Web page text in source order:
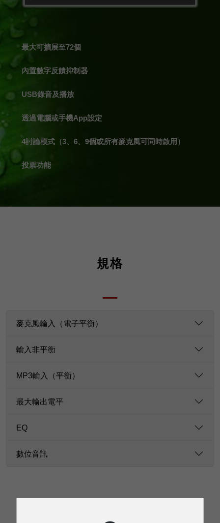
最大可擴展至72個
內置數字反饋抑制器
USB錄音及播放
透過電腦或手機App設定
4討論模式（3、6、9個或所有麥克風可同時啟用）
投票功能
規格
麥克風輸入（電子平衡）
輸入非平衡
MP3輸入（平衡）
最大輸出電平
EQ
數位音訊